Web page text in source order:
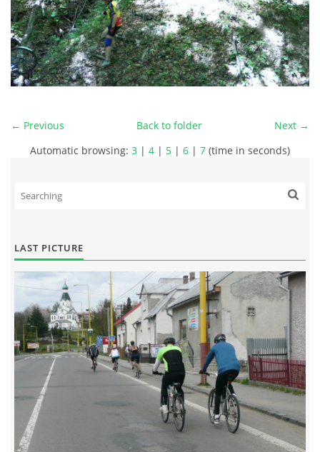
← Previous Next →
Back to folder
Automatic browsing: 3 | 4 | 5 | 6 | 7 (time in seconds)
LAST PICTURE